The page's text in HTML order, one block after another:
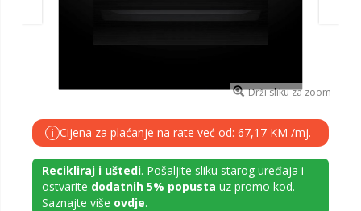
Drži sliku za zoom
i Cijena za plaćanje na rate već od: 67,17 KM /mj.
Recikliraj i uštedi. Pošaljite sliku starog uređaja i
ostvarite dodatnih 5% popusta uz promo kod.
Saznajte više ovdje.